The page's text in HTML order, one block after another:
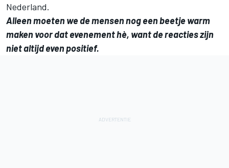
Nederland.
Alleen moeten we de mensen nog een beetje warm
maken voor dat evenement hè, want de reacties zijn
niet altijd even positief.